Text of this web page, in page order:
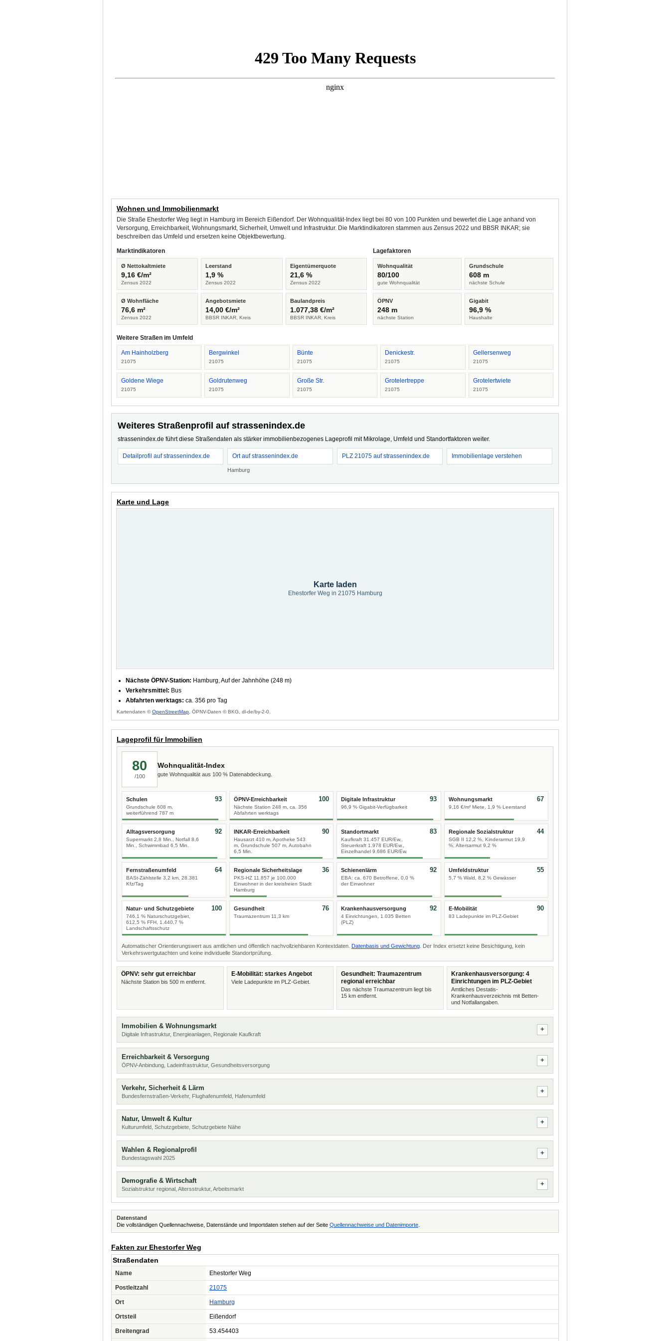
Wohnen und Immobilienmarkt
Die Straße Ehestorfer Weg liegt in Hamburg im Bereich Eißendorf. Der Wohnqualität-Index liegt bei 80 von 100 Punkten und bewertet die Lage anhand von
Versorgung, Erreichbarkeit, Wohnungsmarkt, Sicherheit, Umwelt und Infrastruktur. Die Marktindikatoren stammen aus Zensus 2022 und BBSR INKAR; sie
beschreiben das Umfeld und ersetzen keine Objektbewertung.
Marktindikatoren
Ø Nettokaltmiete
9,16 €/m²
Zensus 2022
Leerstand
1,9 %
Zensus 2022
Eigentümerquote
21,6 %
Zensus 2022
Ø Wohnfläche
76,6 m²
Zensus 2022
Angebotsmiete
14,00 €/m²
BBSR INKAR, Kreis
Baulandpreis
1.077,38 €/m²
BBSR INKAR, Kreis
Lagefaktoren
Wohnqualität
80/100
gute Wohnqualität
Grundschule
608 m
nächste Schule
ÖPNV
248 m
nächste Station
Gigabit
96,9 %
Haushalte
Weitere Straßen im Umfeld
Am Hainholzberg
21075
Bergwinkel
21075
Bünte
21075
Denickestr.
21075
Gellersenweg
21075
Goldene Wiege
21075
Goldrutenweg
21075
Große Str.
21075
Grotelertreppe
21075
Grotelertwiete
21075
Weiteres Straßenprofil auf strassenindex.de
strassenindex.de führt diese Straßendaten als stärker immobilienbezogenes Lageprofil mit Mikrolage, Umfeld und Standortfaktoren weiter.
Detailprofil auf strassenindex.de Ort auf strassenindex.de
Hamburg
PLZ 21075 auf strassenindex.de Immobilienlage verstehen
Karte und Lage
Karte laden
Ehestorfer Weg in 21075 Hamburg
Nächste ÖPNV-Station: Hamburg, Auf der Jahnhöhe (248 m)
Verkehrsmittel: Bus
Abfahrten werktags: ca. 356 pro Tag
Kartendaten ©OpenStreetMap , ÖPNV-Daten © BKG, dl-de/by-2-0.
Lageprofil für Immobilien
80
/100
Wohnqualität-Index
gute Wohnqualität aus 100 % Datenabdeckung.
Schulen
Grundschule 608 m,
weiterführend 787 m
93 ÖPNV-Erreichbarkeit
Nächste Station 248 m, ca. 356
Abfahrten werktags
100 Digitale Infrastruktur
96,9 % Gigabit-Verfügbarkeit
93 Wohnungsmarkt
9,16 €/m² Miete, 1,9 % Leerstand
67
Alltagsversorgung
Supermarkt 2,8 Min., Notfall 8,6
Min., Schwimmbad 6,5 Min.
92 INKAR-Erreichbarkeit
Hausarzt 410 m, Apotheke 543
m, Grundschule 507 m, Autobahn
6,5 Min.
90 Standortmarkt
Kaufkraft 31.457 EUR/Ew.,
Steuerkraft 1.978 EUR/Ew.,
Einzelhandel 9.686 EUR/Ew.
83 Regionale Sozialstruktur
SGB II 12,2 %, Kinderarmut 19,9
%, Altersarmut 9,2 %
44
Fernstraßenumfeld
BASt-Zählstelle 3,2 km, 28.381
Kfz/Tag
64 Regionale Sicherheitslage
PKS-HZ 11.857 je 100.000
Einwohner in der kreisfreien Stadt
Hamburg
36 Schienenlärm
EBA: ca. 670 Betroffene, 0,0 %
der Einwohner
92 Umfeldstruktur
5,7 % Wald, 8,2 % Gewässer
55
Natur- und Schutzgebiete
746,1 % Naturschutzgebiet,
612,5 % FFH, 1.440,7 %
Landschaftsschutz
100 Gesundheit
Traumazentrum 11,3 km
76 Krankenhausversorgung
4 Einrichtungen, 1.035 Betten
(PLZ)
92 E-Mobilität
83 Ladepunkte im PLZ-Gebiet
90
Automatischer Orientierungswert aus amtlichen und öffentlich nachvollziehbaren Kontextdaten. Datenbasis und Gewichtung . Der Index ersetzt keine Besichtigung, kein
Verkehrswertgutachten und keine individuelle Standortprüfung.
ÖPNV: sehr gut erreichbar
Nächste Station bis 500 m entfernt.
E-Mobilität: starkes Angebot
Viele Ladepunkte im PLZ-Gebiet.
Gesundheit: Traumazentrum
regional erreichbar
Das nächste Traumazentrum liegt bis
15 km entfernt.
Krankenhausversorgung: 4
Einrichtungen im PLZ-Gebiet
Amtliches Destatis-
Krankenhausverzeichnis mit Betten-
und Notfallangaben.
Immobilien & Wohnungsmarkt
Digitale Infrastruktur, Energieanlagen, Regionale Kaufkraft
Erreichbarkeit & Versorgung
ÖPNV-Anbindung, Ladeinfrastruktur, Gesundheitsversorgung
Verkehr, Sicherheit & Lärm
Bundesfernstraßen-Verkehr, Flughafenumfeld, Hafenumfeld
Natur, Umwelt & Kultur
Kulturumfeld, Schutzgebiete, Schutzgebiete Nähe
Wahlen & Regionalprofil
Bundestagswahl 2025
Demografie & Wirtschaft
Sozialstruktur regional, Altersstruktur, Arbeitsmarkt
Datenstand
Die vollständigen Quellennachweise, Datenstände und Importdaten stehen auf der Seite Quellennachweise und Datenimporte
Fakten zur Ehestorfer Weg
Straßendaten
Name Ehestorfer Weg
Postleitzahl 21075
Ort Hamburg
Ortsteil Eißendorf
Breitengrad 53.454403